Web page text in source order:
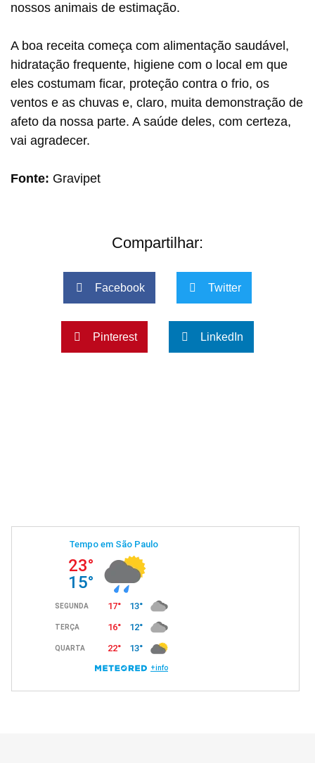
nossos animais de estimação.
A boa receita começa com alimentação saudável,
hidratação frequente, higiene com o local em que
eles costumam ficar, proteção contra o frio, os
ventos e as chuvas e, claro, muita demonstração de
afeto da nossa parte. A saúde deles, com certeza,
vai agradecer.
Fonte: Gravipet
Compartilhar:
Facebook Twitter
Pinterest LinkedIn